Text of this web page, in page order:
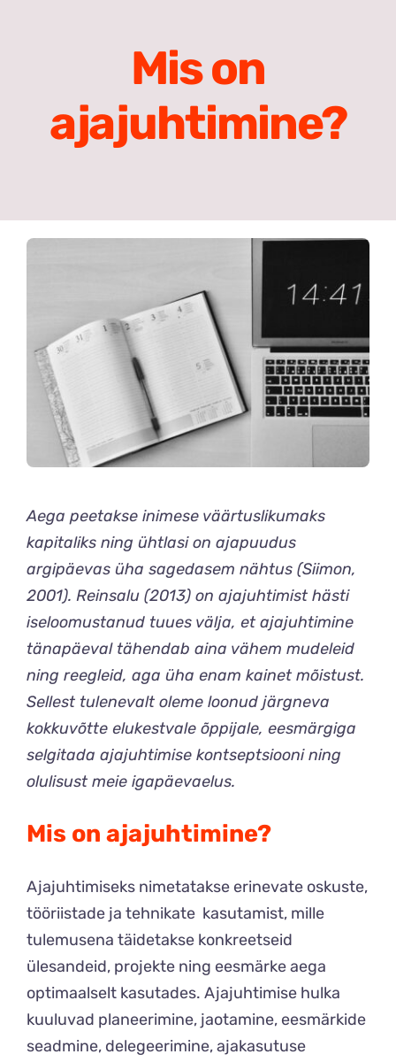
Mis on
ajajuhtimine?
Aega peetakse inimese väärtuslikumaks
kapitaliks ning ühtlasi on ajapuudus
argipäevas üha sagedasem nähtus (Siimon,
2001). Reinsalu (2013) on ajajuhtimist hästi
iseloomustanud tuues välja, et ajajuhtimine
tänapäeval tähendab aina vähem mudeleid
ning reegleid, aga üha enam kainet mõistust.
Sellest tulenevalt oleme loonud järgneva
kokkuvõtte elukestvale õppijale, eesmärgiga
selgitada ajajuhtimise kontseptsiooni ning
olulisust meie igapäevaelus.
Mis on ajajuhtimine?
Ajajuhtimiseks nimetatakse erinevate oskuste,
tööriistade ja tehnikate kasutamist, mille
tulemusena täidetakse konkreetseid
ülesandeid, projekte ning eesmärke aega
optimaalselt kasutades. Ajajuhtimise hulka
kuuluvad planeerimine, jaotamine, eesmärkide
seadmine, delegeerimine, ajakasutuse